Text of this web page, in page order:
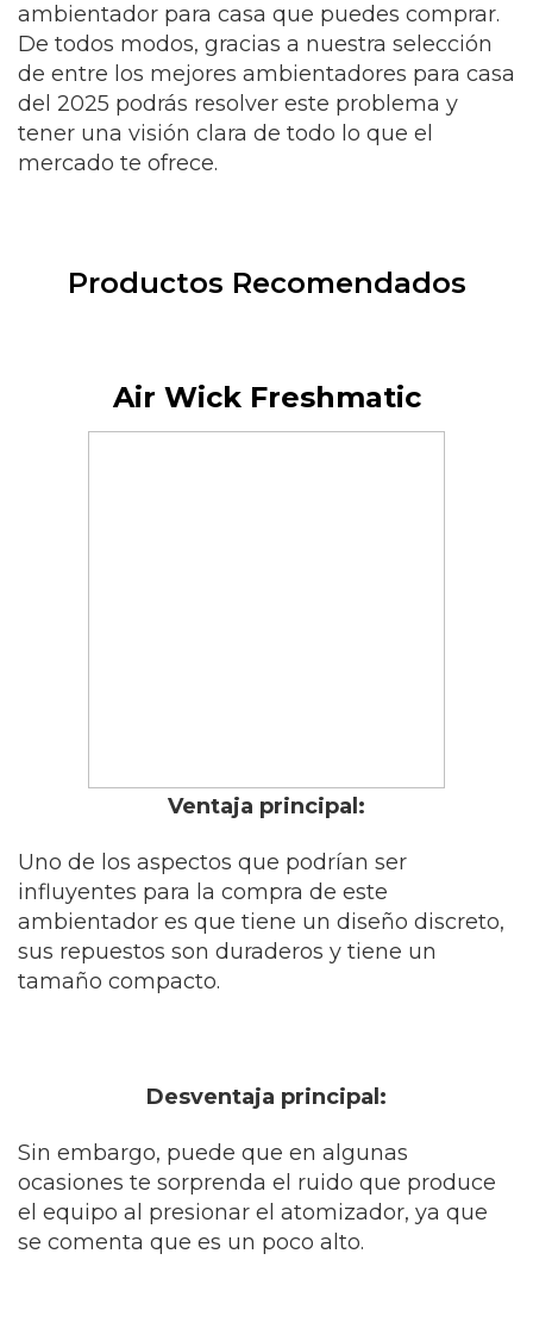
ambientador para casa que puedes comprar.
De todos modos, gracias a nuestra selección
de entre los mejores ambientadores para casa
del 2025 podrás resolver este problema y
tener una visión clara de todo lo que el
mercado te ofrece.
Productos Recomendados
Air Wick Freshmatic
Ventaja principal:
Uno de los aspectos que podrían ser
influyentes para la compra de este
ambientador es que tiene un diseño discreto,
sus repuestos son duraderos y tiene un
tamaño compacto.
Desventaja principal:
Sin embargo, puede que en algunas
ocasiones te sorprenda el ruido que produce
el equipo al presionar el atomizador, ya que
se comenta que es un poco alto.